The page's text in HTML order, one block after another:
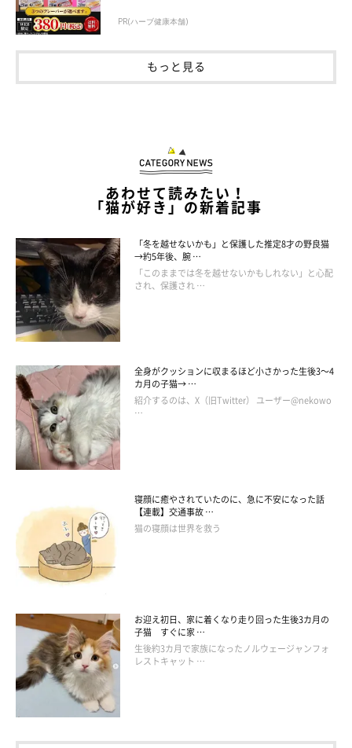
@tora.210713
ボールチェーンがついているので、いろんなところにつけられま
す。どこにつけようか、迷っちゃいそう…。
カプセルトイ「つまんだねこ3 マスコットボールチェーン」、
みなさんもお早めにチェックしてみて！
つままずにはいられない！ 大人気の猫カプセ
ルトイに新作の情報が…!?
見つけてしまったらついガチャッとしたくなる「カプセルトイ」。
猫好きさんも夢中にさせてしまう猫のカプセルトイもたくさん発売
されていますよね♪ 今回は、ついつまみたくなってしまう猫ちゃ
んのカプセルトイを紹介します。
掲載協力／Instagram（
※この記事は投稿者さまにご了承をいただいたうえで制作してい
ます。
文／雨宮カイ
PR(ハーブ健康本舗)
もっと見る
あわせて読みたい！
「猫が好き」の新着記事
「冬を越せないかも」と保護した推定8才の野良猫
→約5年後、腕 …
「このままでは冬を越せないかもしれない」と心配
され、保護され …
全身がクッションに収まるほど小さかった生後3～4
カ月の子猫→ …
紹介するのは、X（旧Twitter） ユーザー@nekowo
…
寝顔に癒やされていたのに、急に不安になった話
【連載】交通事故 …
猫の寝顔は世界を救う
お迎え初日、家に着くなり走り回った生後3カ月の
子猫 すぐに家 …
生後約3カ月で家族になったノルウェージャンフォ
レストキャット …